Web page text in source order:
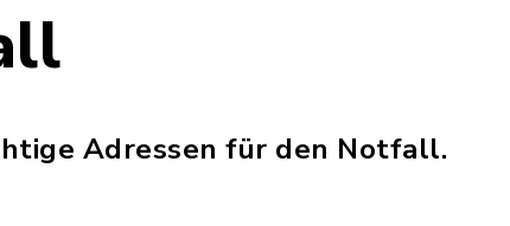
Adressen für den Notfall.